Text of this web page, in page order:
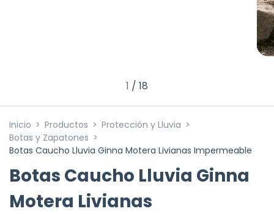
1 / 18
Inicio > Productos > Protección y Lluvia >
Botas y Zapatones >
Botas Caucho Lluvia Ginna Motera Livianas Impermeable
Botas Caucho Lluvia Ginna
Motera Livianas